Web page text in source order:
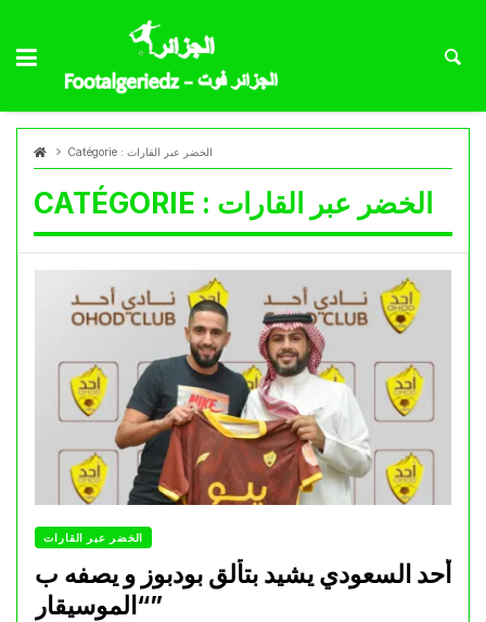
Catégorie : الخضر عبر القارات
CATÉGORIE : الخضر عبر القارات
الخضر عبر القارات
أُحد السعودي يشيد بتألق بودبوز و يصفه ب
“الموسيقار”